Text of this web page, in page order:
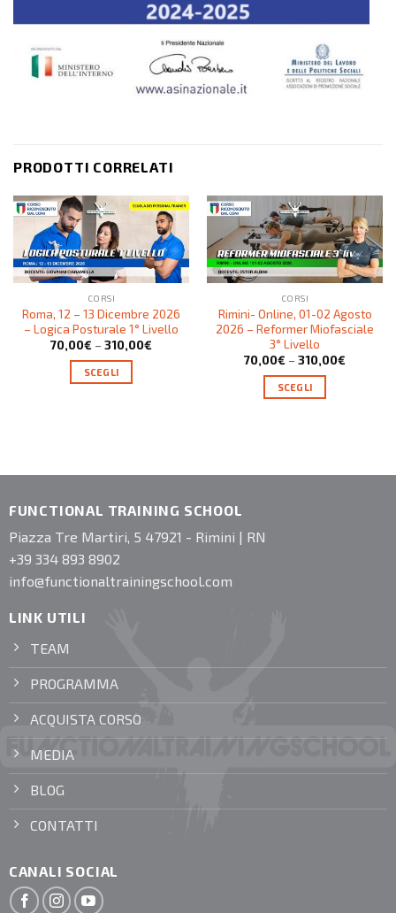
PRODOTTI CORRELATI
CORSI
Roma, 12 – 13 Dicembre 2026
– Logica Posturale 1° Livello
70,00€ – 310,00€
SCEGLI
CORSI
Rimini- Online, 01-02 Agosto
2026 – Reformer Miofasciale
3° Livello
70,00€ – 310,00€
SCEGLI
FUNCTIONAL TRAINING SCHOOL
Piazza Tre Martiri, 5 47921 - Rimini | RN
+39 334 893 8902
info@functionaltrainingschool.com
LINK UTILI
TEAM
PROGRAMMA
ACQUISTA CORSO
MEDIA
BLOG
CONTATTI
CANALI SOCIAL